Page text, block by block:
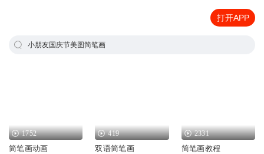
打开APP
小朋友国庆节美图简笔画
1752
简笔画动画
419
双语简笔画
2331
简笔画教程